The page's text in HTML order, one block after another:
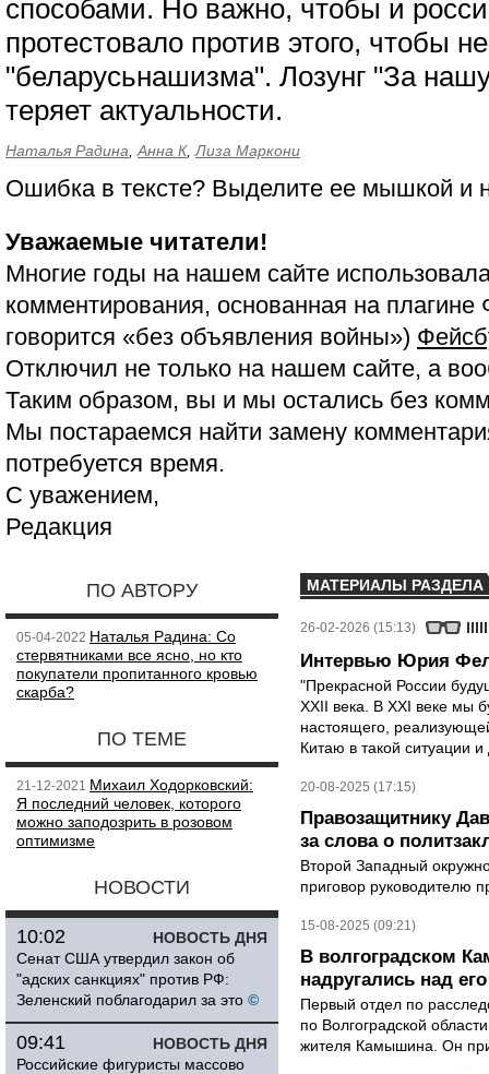
способами. Но важно, чтобы и
протестовало против этого, чтобы
"беларусьнашизма". Лозунг "За
теряет актуальности.
Наталья Радина Анна К, Лиза Маркони
Ошибка в тексте? Выделите ее мышкой и
Уважаемые читатели!
Многие годы на нашем сайте
комментирования, основанная на
говорится «без объявления войны»)
Отключил не только на нашем сайте, а
Таким образом, вы и мы остались без
Мы постараемся найти замену
потребуется время.
С уважением,
Редакция
ПО АВТОРУ
05-04-2022 Наталья Радина: Со
стервятниками все ясно, но кто
покупатели пропитанного кровью
скарба?
ПО ТЕМЕ
21-12-2021 Михаил Ходорковский:
Я последний человек, которого
можно заподозрить в розовом
оптимизме
НОВОСТИ
НОВОСТЬ ДНЯ
10:02
Сенат США утвердил закон об
"адских санкциях" против РФ:
Зеленский поблагодарил за это ©
НОВОСТЬ ДНЯ
09:41
Российские фигуристы массово
МАТЕРИАЛЫ РАЗДЕЛА
26-02-2026 (15:13)
Интервью Юрия
"Прекрасной России
XXII века. В XXI веке мы
настоящего,
Китаю в такой ситуации
20-08-2025 (17:15)
Правозащитнику
за слова о
Второй Западный
приговор руководителю
15-08-2025 (09:21)
В волгоградском
надругались над
Первый отдел по
по Волгоградской
жителя Камышина. Он